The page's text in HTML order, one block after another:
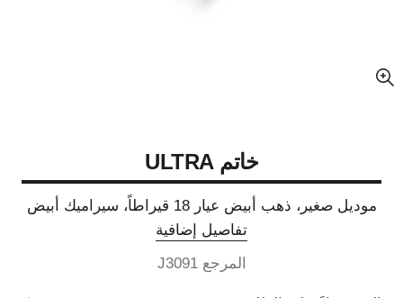
عرض مكبّر عن الصورة
خاتم ULTRA
موديل صغير، ذهب أبيض عيار 18 قيراطاً، سيراميك أبيض
تفاصيل إضافية
المرجع J3091